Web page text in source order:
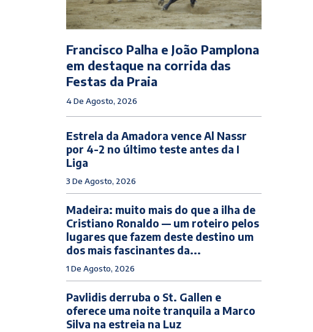
Francisco Palha e João Pamplona
em destaque na corrida das
Festas da Praia
4 De Agosto, 2026
Estrela da Amadora vence Al Nassr
por 4-2 no último teste antes da I
Liga
3 De Agosto, 2026
Madeira: muito mais do que a ilha de
Cristiano Ronaldo — um roteiro pelos
lugares que fazem deste destino um
dos mais fascinantes da...
1 De Agosto, 2026
Pavlidis derruba o St. Gallen e
oferece uma noite tranquila a Marco
Silva na estreia na Luz